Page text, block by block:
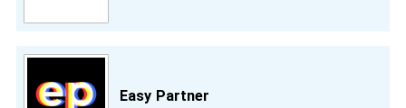
Easy Partner